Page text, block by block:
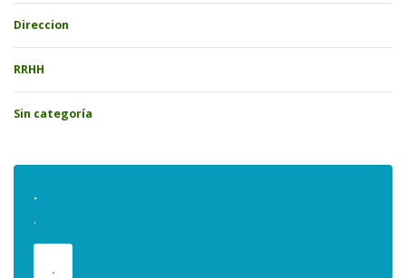
Direccion
RRHH
Sin categoría
.
.
.